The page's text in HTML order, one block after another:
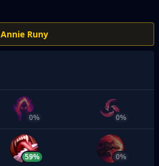
Annie Runy
0% 0%
59% 0%